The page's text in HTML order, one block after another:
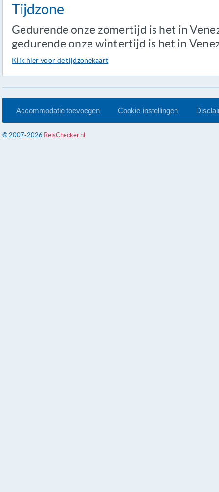
Tijdzone
Gedurende onze zomertijd is het in
gedurende onze wintertijd is het in
Klik hier voor de tijdzonekaart
Accommodatie toevoegen Cookie-instellingen
© 2007-2026 ReisChecker.nl